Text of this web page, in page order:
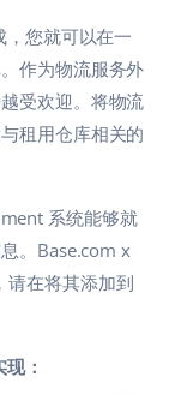
，您就可以在一
作为物流服务外
受欢迎。将物流
租用仓库相关的
系统能够就
。Base.com x
在将其添加到
：